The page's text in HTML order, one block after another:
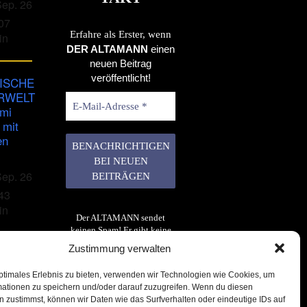
Zustimmung verwalten
Erlebnis zu bieten, verwenden wir Technologien wie Cookies, um
zu speichern und/oder darauf zuzugreifen. Wenn du diesen
zustimmst, können wir Daten wie das Surfverhalten oder eindeutige IDs auf
26
mit
26
Erfahre als Erster, wenn
DER ALTAMANN einen
neuen Beitrag
veröffentlicht!
Der ALTAMANN sendet
keinen Spam! Er gibt keine
Daten an dritte weiter. Erfahre
mehr in unserer
Datenschutzerklärung.